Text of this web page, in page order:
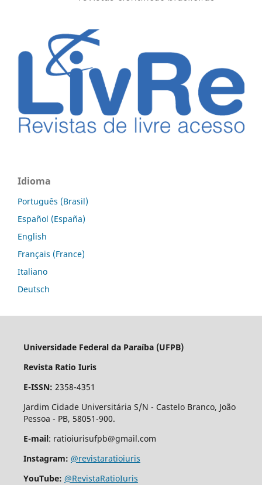
Idioma
Português (Brasil)
Español (España)
English
Français (France)
Italiano
Deutsch
Universidade Federal da Paraíba (UFPB)
Revista Ratio Iuris
E-ISSN: 2358-4351
Jardim Cidade Universitária S/N - Castelo Branco, João
Pessoa - PB, 58051-900.
E-mail: ratioiurisufpb@gmail.com
Instagram: @revistaratioiuris
YouTube: @RevistaRatioIuris